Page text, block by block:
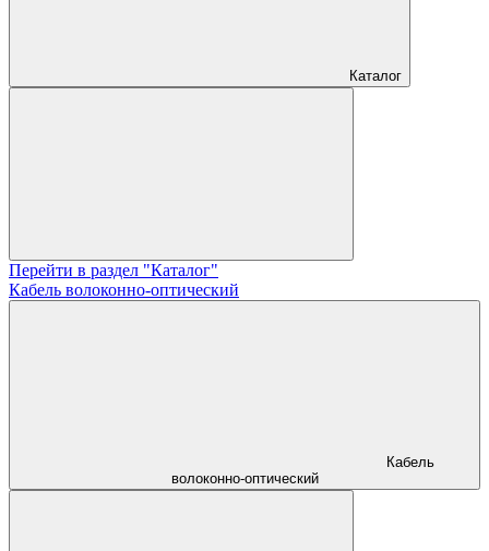
Каталог
Перейти в раздел "Каталог"
Кабель волоконно-оптический
Кабель
волоконно-оптический